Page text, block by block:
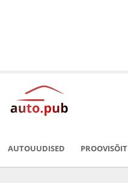
AUTOUUDISED PROOVISÕIT